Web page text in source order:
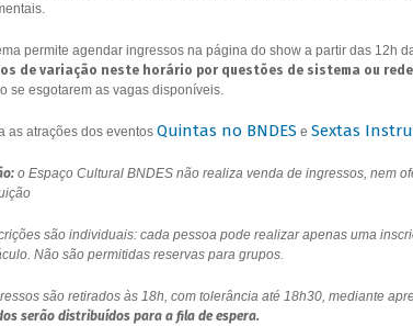
permite agendar ingressos na página do show a partir das 12h
de variação neste horário por questões de sistema ou
se esgotarem as vagas disponíveis.
as atrações dos eventos Quintas no BNDES e Sextas
o Espaço Cultural BNDES não realiza venda de ingressos, nem
são individuais: cada pessoa pode realizar apenas uma
Não são permitidas reservas para grupos.
são retirados às 18h, com tolerância até 18h30, mediante
serão distribuídos para a fila de espera.